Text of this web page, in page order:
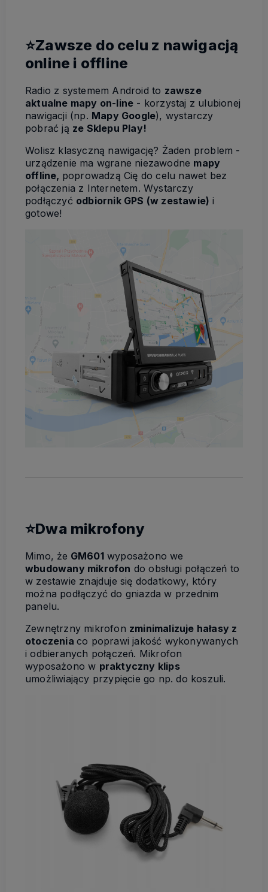
⭐Zawsze do celu z nawigacją
online i offline
Radio z systemem Android to zawsze
aktualne mapy on-line - korzystaj z ulubionej
nawigacji (np. Mapy Google), wystarczy
pobrać ją ze Sklepu Play!
Wolisz klasyczną nawigację? Żaden problem -
urządzenie ma wgrane niezawodne mapy
offline, poprowadzą Cię do celu nawet bez
połączenia z Internetem. Wystarczy
podłączyć odbiornik GPS (w zestawie) i
gotowe!
⭐Dwa mikrofony
Mimo, że GM601wyposażono we
wbudowany mikrofon do obsługi połączeń to
w zestawie znajduje się dodatkowy, który
można podłączyć do gniazda w przednim
panelu.
Zewnętrzny mikrofon zminimalizuje hałasy z
otoczenia co poprawi jakość wykonywanych
i odbieranych połączeń. Mikrofon
wyposażono w praktyczny klips
umożliwiający przypięcie go np. do koszuli.